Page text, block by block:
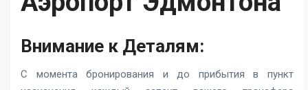
Внимание к Деталям:
С момента бронирования и до прибытия в пункт